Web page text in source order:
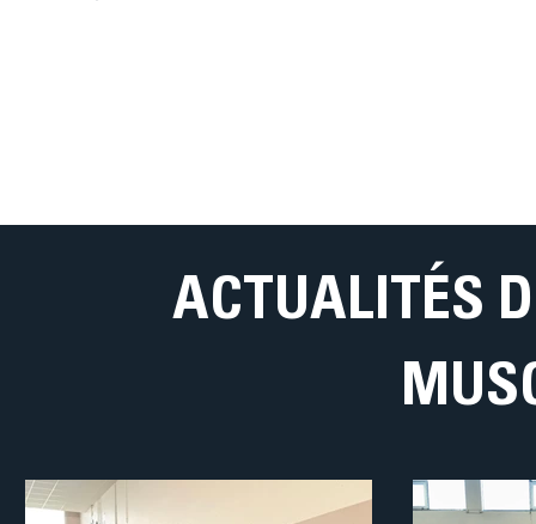
ACTUALITÉS